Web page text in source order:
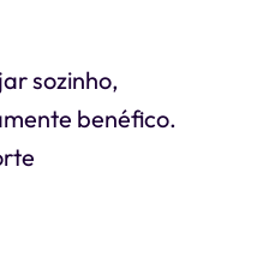
sozinho,
benéfico.